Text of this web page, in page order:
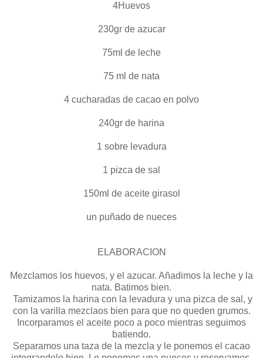
4Huevos
230gr de azucar
75ml de leche
75 ml de nata
4 cucharadas de cacao en polvo
240gr de harina
1 sobre levadura
1 pizca de sal
150ml de aceite girasol
un puñado de nueces
ELABORACION
Mezclamos los huevos, y el azucar. Añadimos la leche y la
nata. Batimos bien.
Tamizamos la harina con la levadura y una pizca de sal, y
con la varilla mezclaos bien para que no queden grumos.
Incorparamos el aceite poco a poco mientras seguimos
batiendo.
Separamos una taza de la mezcla y le ponemos el cacao